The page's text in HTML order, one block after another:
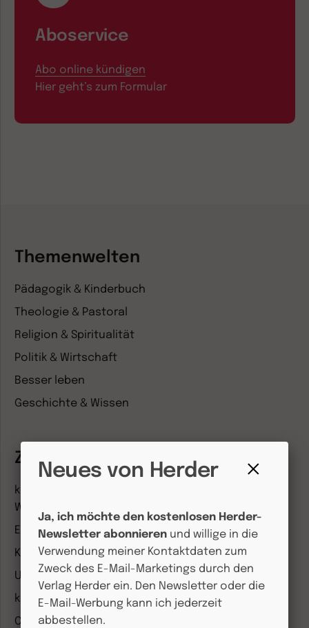
Aboservice
Abo online kündigen
Hier geht’s zum Formular
Themenwelten
Pädagogik & Kinderbuch
Theologie & Pastoral
Religion & Spiritualität
Politik & Wirtschaft
Besser leben
Geschichte & Wissen
Zeitschriften
kindergarten heute Fachmagazin, Leitungsheft &
Wenn Eltern Rat suchen
Entdeckungskiste
Kleinstkinder in Kita und Tagespflege
Unser Ganztag
kizz Elternwelt
CHRIST IN DER GEGENWART
Neues von Herder
Ja, ich möchte den kostenlosen Herder-
Newsletter abonnieren und willige in die
Verwendung meiner Kontaktdaten zum
Zweck des E-Mail-Marketings durch den
Verlag Herder ein. Den Newsletter oder die
E-Mail-Werbung kann ich jederzeit
abbestellen.